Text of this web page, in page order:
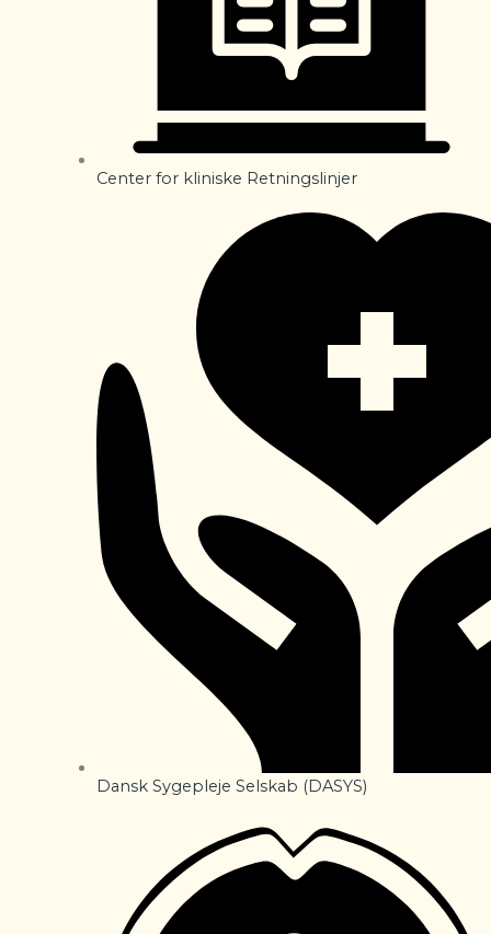
Center for kliniske Retningslinjer
Dansk Sygepleje Selskab (DASYS)